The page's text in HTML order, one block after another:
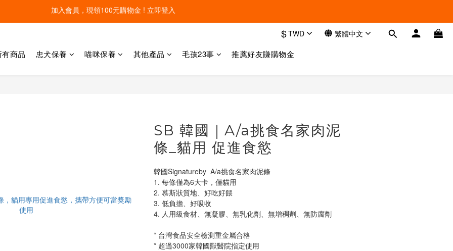
線上寵物展開跑 限時優惠中
線上寵物展開跑 限時優惠中
線上寵物展開跑 限時優惠中
$TWD 繁體中文
有商品 忠犬保養 喵咪保養 其他產品 毛孩23事 推薦好友賺購物金
SB 韓國｜A/a挑食名家肉泥
條_貓用 促進食慾
韓國Signatureby  A/a挑食名家肉泥條
1. 每條僅為6大卡，僅貓用
2. 慕斯狀質地、好吃好餵
3. 低負擔、好吸收
4. 人用級食材、無凝膠、無乳化劑、無增稠劑、無防腐劑
* 台灣食品安全檢測重金屬合格
* 超過3000家韓國獸醫院指定使用